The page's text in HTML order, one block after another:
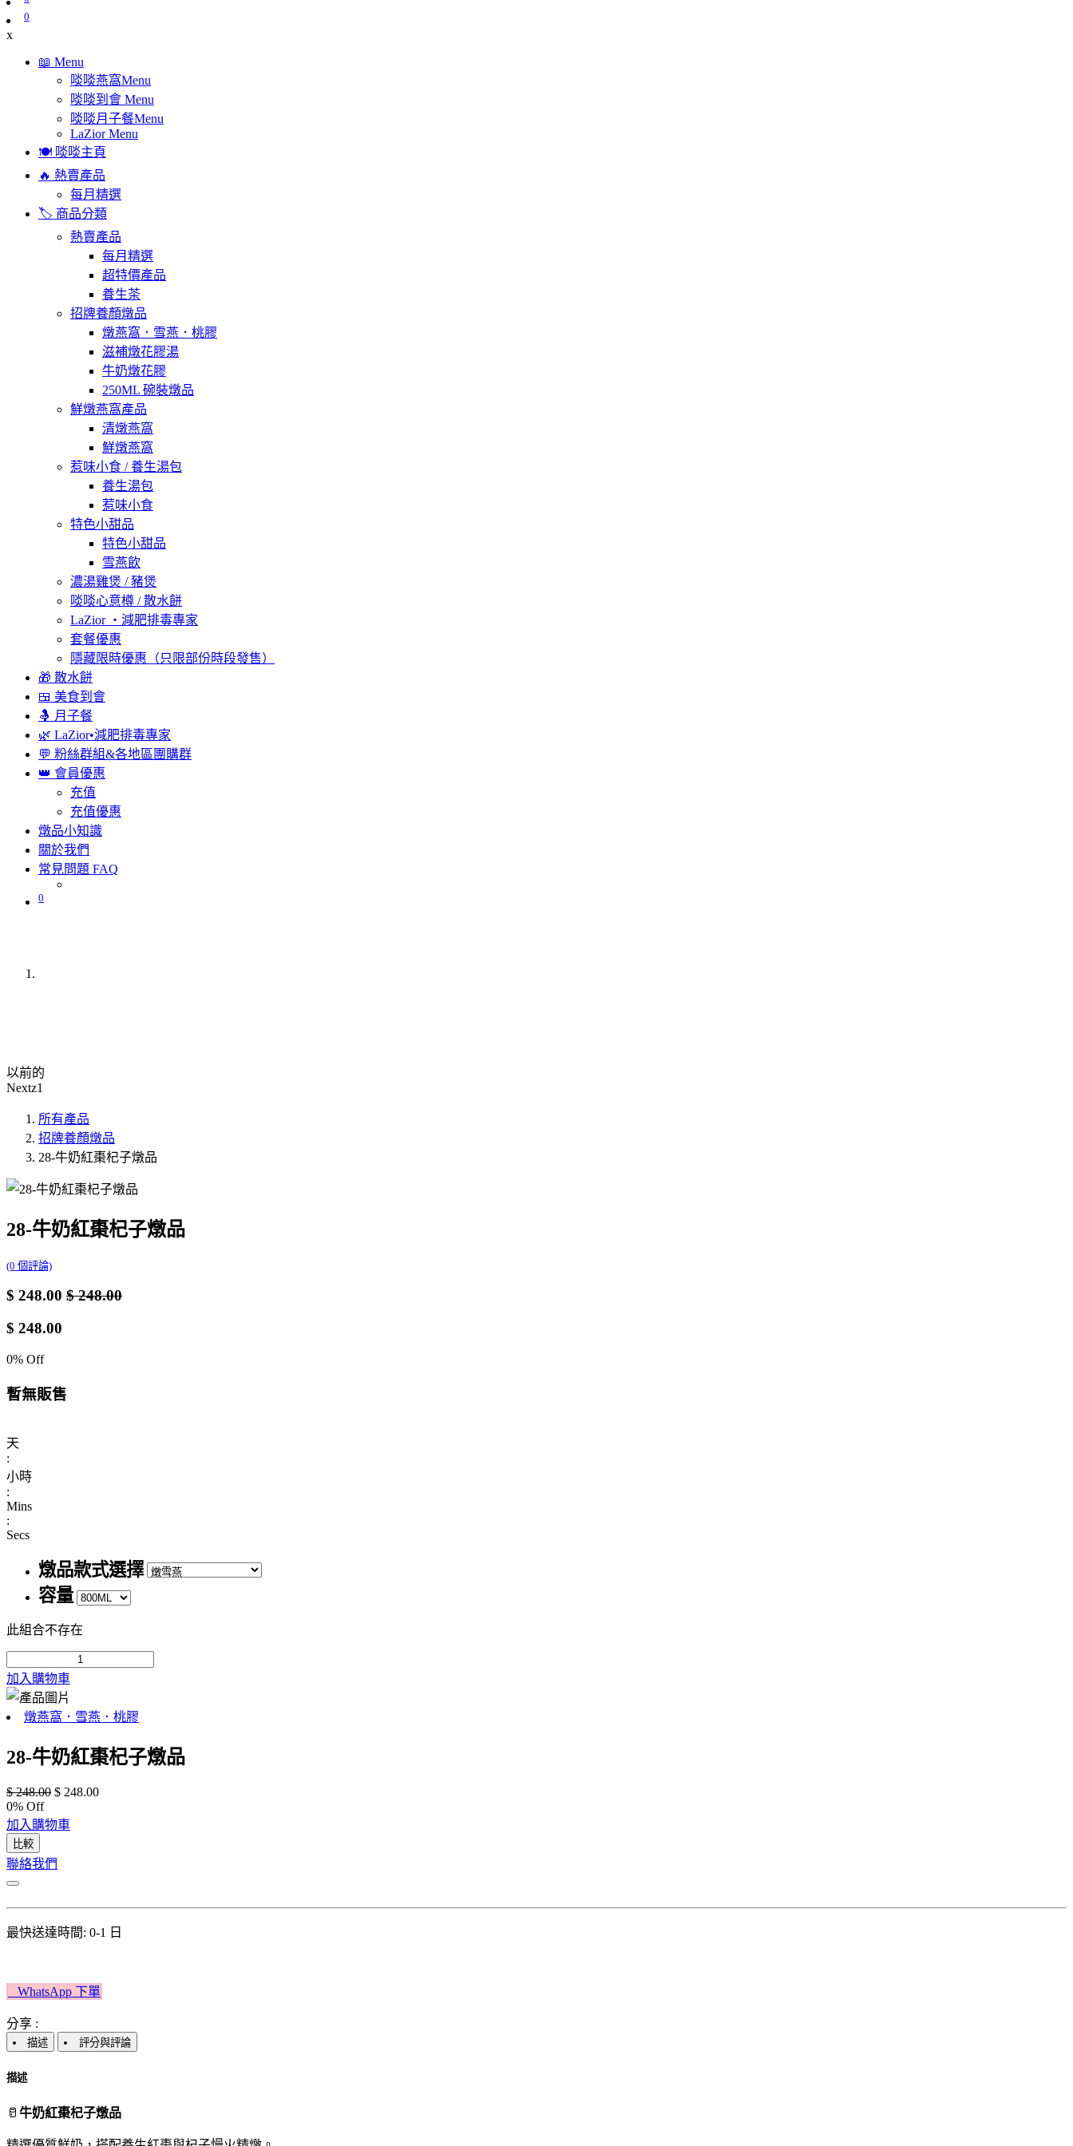
0
x
📖 Menu
啖啖燕窩Menu
啖啖到會 Menu
啖啖月子餐Menu
LaZior Menu
🍽️ 啖啖主頁
🔥 熱賣產品
每月精選
🏷️ 商品分類
熱賣產品
每月精選
超特價產品
養生茶
招牌養顏燉品
燉燕窩．雪燕．桃膠
滋補燉花膠湯
牛奶燉花膠
250ML 碗裝燉品
鮮燉燕窩產品
清燉燕窩
鮮燉燕窩
惹味小食 / 養生湯包
養生湯包
惹味小食
特色小甜品
特色小甜品
雪燕飲
濃湯雞煲 / 豬煲
啖啖心意樽 / 散水餅
LaZior ・減肥排毒專家
套餐優惠
隱藏限時優惠（只限部份時段發售）
🎁 散水餅
🍱 美食到會
🤱 月子餐
🌿 LaZior•減肥排毒專家
💬 粉絲群組&各地區團購群
👑 會員優惠
充值
充值優惠
燉品小知識
關於我們
常見問題 FAQ
0
以前的
Nextz1
所有產品
招牌養顏燉品
28-牛奶紅棗杞子燉品
28-牛奶紅棗杞子燉品
(0 個評論)
$ 248.00 $248.00
$ 248.00
0% Off
暫無販售
天
:
小時
:
Mins
:
Secs
燉品款式選擇
容量
此組合不存在
加入購物車
燉燕窩．雪燕．桃膠
28-牛奶紅棗杞子燉品
$248.00 $ 248.00
0% Off
加入購物車
比較
聯絡我們
最快送達時間: 0-1 日
W​​hatsApp 下單​​​​​​
分享 :
描述 評分與評論
描述
🥛 牛奶紅棗杞子燉品